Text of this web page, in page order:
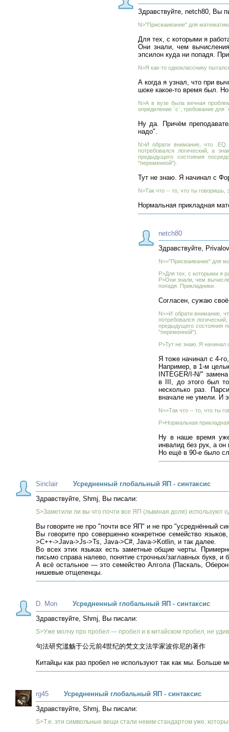
Здравствуйте, netch80, Вы
N>"Присваивание" для
Для тех, с которыми я
Они знали, чем
эпсилон куда ни попадя.
N>Я как-то однокласснику
А когда я узнал, что при
шоке какое-то время был.
N>А в вузе была вечная
определение `c`, требование для
Ну да. Причём
надо".
N>И обрати внимание, что .EQ.
потребовался логический, а
предыдущего состояния
"переменной").
Тут не знаю. Я начинал с
N>Так что -- то, что ты говоришь,
Нормальная прикладная
netch80
Здравствуйте,
N>>"Присваивание" для
P>Для тех, с которыми я
P>Они знали, чем
попадя. Прикладники.
Согласен, сужаю
N>>И обрати внимание,
потребовался
предыдущего состояния
"переменной").
P>Тут не знаю. Я
Я тоже начинал с 4-
Например, в 1-м
INTEGER/I-N/"
в III, до этого был
несколько раз.
вначале не умели. И
N>>Так что -- то, что ты
P>Нормальная
Ну в наше время
инвалид без рук, а он
Но ещё в 90-е было
Sinclair
Усредненный глобальный ЯП - синтаксис
Здравствуйте, Shmj, Вы писали:
S>Заметили ли вы что почти все ЯП (львиная доля) используют
Вы говорите не про "почти все ЯП" и не про "усреднённый
Вы говорите про совершенно конкретное семейство
>C++->Java->Js->Ts, Java->C#, Java->Kotlin, и так далее.
Во всех этих языках есть заметные общие черты.
письмо справа налево, понятие строчных/заглавных букв, и
А всё остальное — это семейство Алгола (Паскаль,
нишевые отщепенцы.
D. Mon
Усредненный глобальный ЯП - синтаксис
Здравствуйте, Shmj, Вы писали:
S>Уже молчу про пробел — пробел и в китайском пробел, не
句法研究滥觞于公元前4世纪的梵文文法学家波你尼的著作
Китайцы как раз пробел не используют так как мы.
rg45
Усредненный глобальный ЯП - синтаксис
Здравствуйте, Shmj, Вы писали:
S>Т.е. эти символьные вещи стали неким стандартом уже,